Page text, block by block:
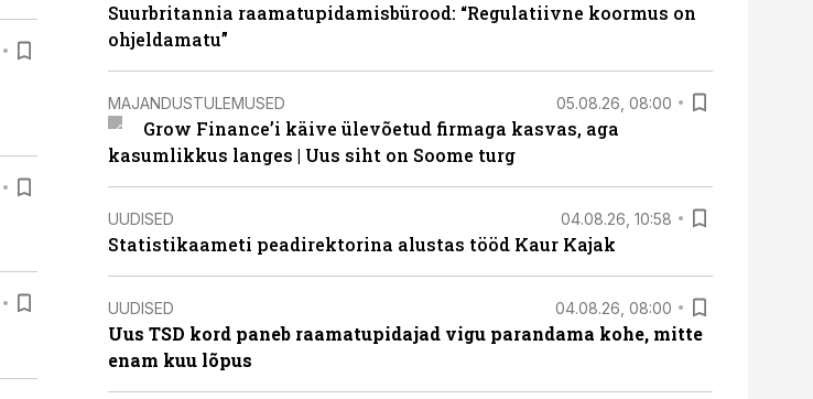
Suurbritannia raamatupidamisbürood: “Regulatiivne koormus on
ohjeldamatu”
MAJANDUSTULEMUSED 05.08.26, 08:00
Grow Finance’i käive ülevõetud firmaga kasvas, aga
kasumlikkus langes | Uus siht on Soome turg
UUDISED 04.08.26, 10:58
Statistikaameti peadirektorina alustas tööd Kaur Kajak
UUDISED 04.08.26, 08:00
Uus TSD kord paneb raamatupidajad vigu parandama kohe, mitte
enam kuu lõpus